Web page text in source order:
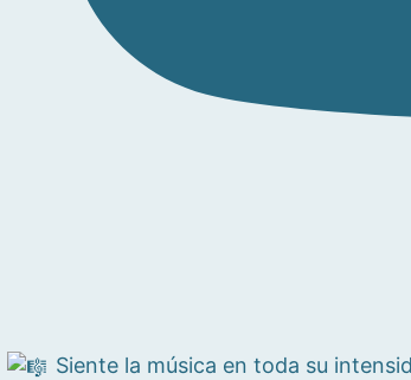
Siente la música en toda su